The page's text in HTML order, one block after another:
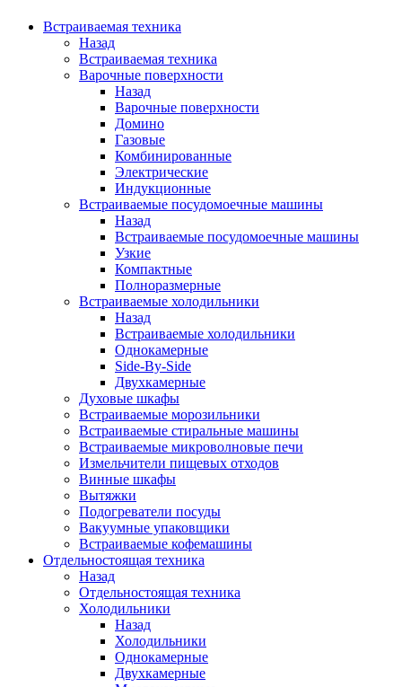
Встраиваемая техника
Назад
Встраиваемая техника
Варочные поверхности
Назад
Варочные поверхности
Домино
Газовые
Комбинированные
Электрические
Индукционные
Встраиваемые посудомоечные машины
Назад
Встраиваемые посудомоечные машины
Узкие
Компактные
Полноразмерные
Встраиваемые холодильники
Назад
Встраиваемые холодильники
Однокамерные
Side-By-Side
Двухкамерные
Духовые шкафы
Встраиваемые морозильники
Встраиваемые стиральные машины
Встраиваемые микроволновые печи
Измельчители пищевых отходов
Винные шкафы
Вытяжки
Подогреватели посуды
Вакуумные упаковщики
Встраиваемые кофемашины
Отдельностоящая техника
Назад
Отдельностоящая техника
Холодильники
Назад
Холодильники
Однокамерные
Двухкамерные